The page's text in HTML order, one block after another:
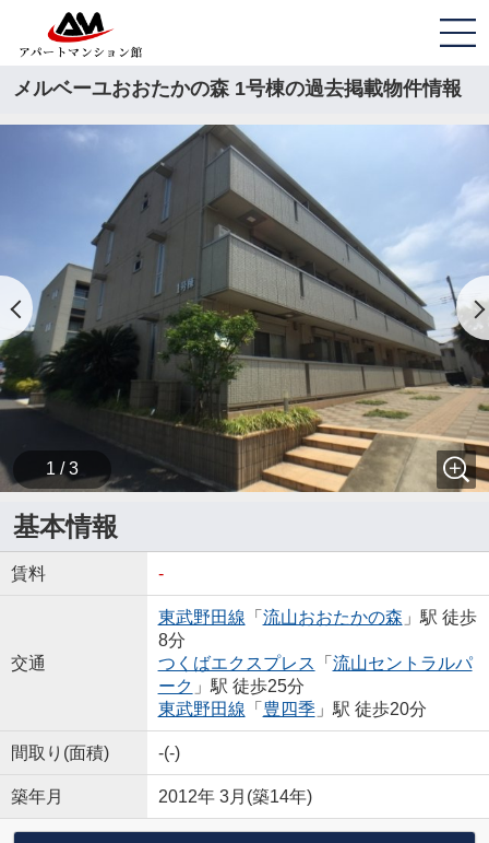
メルベーユおおたかの森 1号棟の過去掲載物件情報
1 / 3
基本情報
賃料 -
交通
東武野田線 「 流山おおたかの森 」駅 徒歩
8分
つくばエクスプレス 「 流山セントラルパ
ーク 」駅 徒歩25分
東武野田線 「 豊四季」駅 徒歩20分
間取り(面積) -(-)
築年月 2012年 3月(築14年)